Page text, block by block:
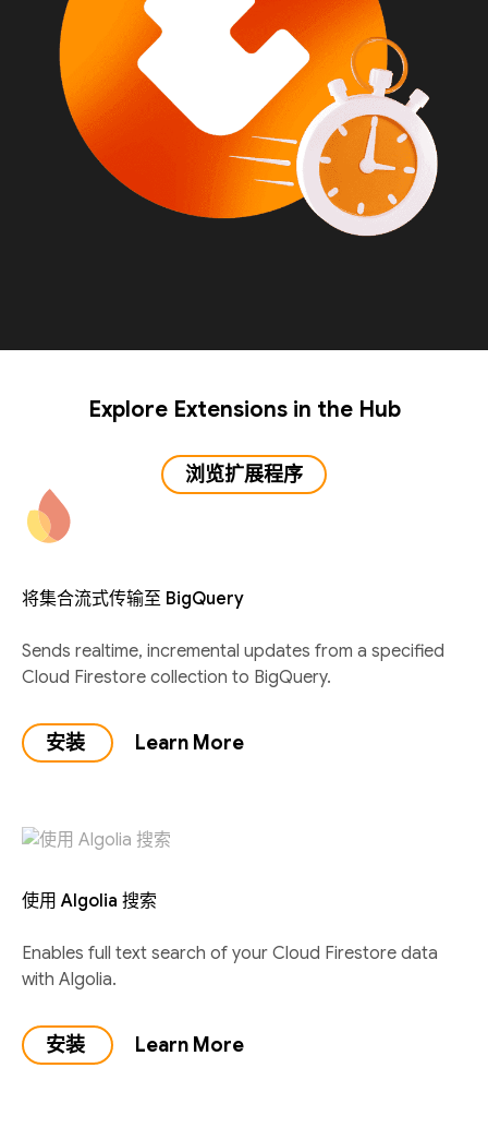
Explore Extensions in the Hub
浏览扩展程序
将集合流式传输至 BigQuery
Sends realtime, incremental updates from a specified
Cloud Firestore collection to BigQuery.
安装 Learn More
使用 Algolia 搜索
Enables full text search of your Cloud Firestore data
with Algolia.
安装 Learn More